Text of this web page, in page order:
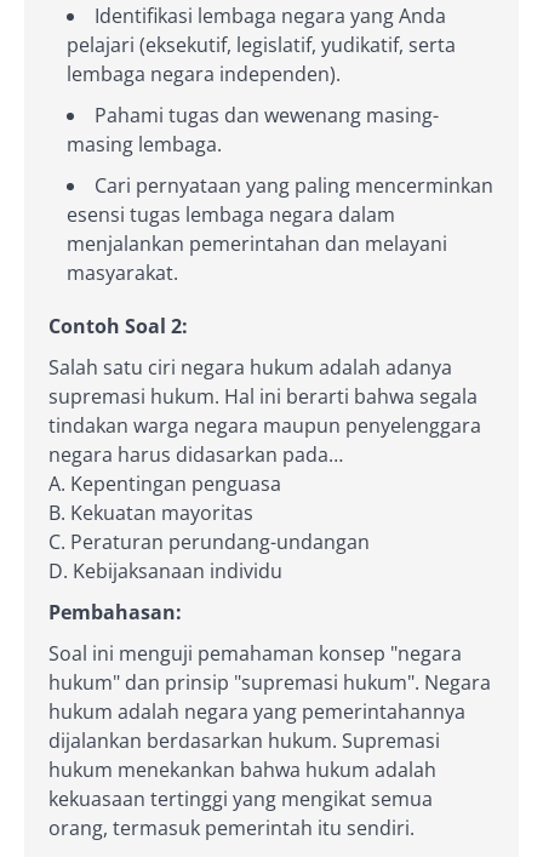
Identifikasi lembaga negara yang Anda
pelajari (eksekutif, legislatif, yudikatif, serta
lembaga negara independen).
Pahami tugas dan wewenang masing-
masing lembaga.
Cari pernyataan yang paling mencerminkan
esensi tugas lembaga negara dalam
menjalankan pemerintahan dan melayani
masyarakat.
Contoh Soal 2:
Salah satu ciri negara hukum adalah adanya
supremasi hukum. Hal ini berarti bahwa segala
tindakan warga negara maupun penyelenggara
negara harus didasarkan pada…
A. Kepentingan penguasa
B. Kekuatan mayoritas
C. Peraturan perundang-undangan
D. Kebijaksanaan individu
Pembahasan:
Soal ini menguji pemahaman konsep "negara
hukum" dan prinsip "supremasi hukum". Negara
hukum adalah negara yang pemerintahannya
dijalankan berdasarkan hukum. Supremasi
hukum menekankan bahwa hukum adalah
kekuasaan tertinggi yang mengikat semua
orang, termasuk pemerintah itu sendiri.